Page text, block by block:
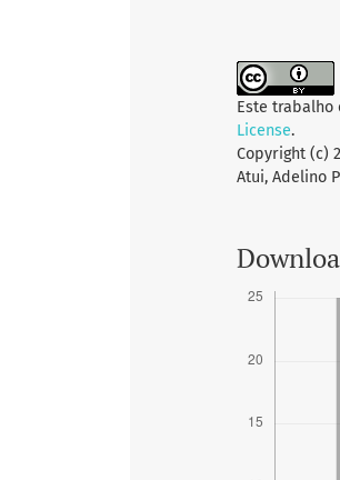
Este trabalho
License.
Copyright (c)
Atui, Adelino